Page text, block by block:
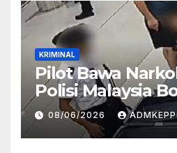
KRIMINAL
Pilot Bawa
Polisi Malaysia
Sosok Pemasok
Kasus Ini
08/06/2026